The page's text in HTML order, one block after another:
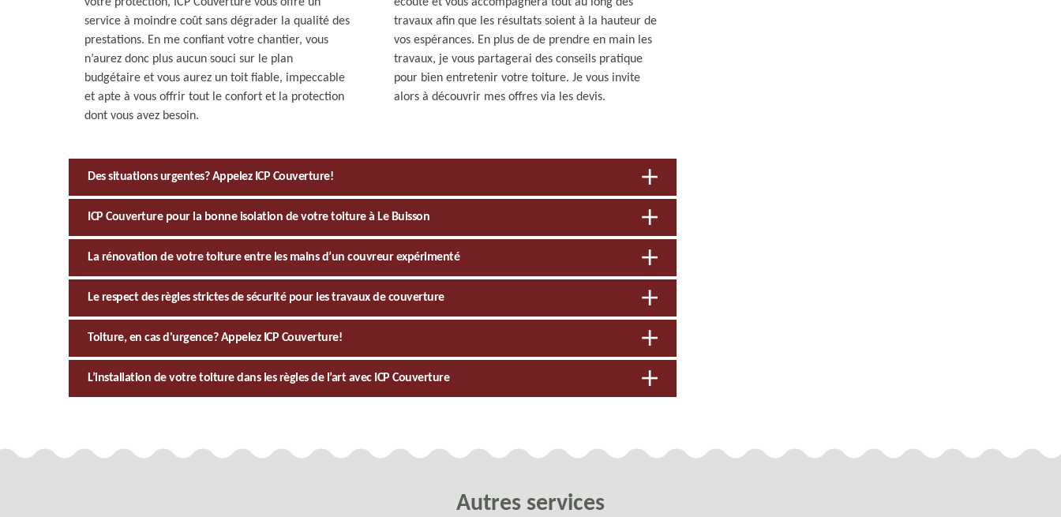
service à moindre coût sans dégrader la qualité des
prestations. En me confiant votre chantier, vous
n’aurez donc plus aucun souci sur le plan
budgétaire et vous aurez un toit fiable, impeccable
et apte à vous offrir tout le confort et la protection
dont vous avez besoin.
travaux afin que les résultats soient à la hauteur de
vos espérances. En plus de de prendre en main les
travaux, je vous partagerai des conseils pratique
pour bien entretenir votre toiture. Je vous invite
alors à découvrir mes offres via les devis.
Des situations urgentes? Appelez ICP Couverture!
ICP Couverture pour la bonne isolation de votre toiture à Le Buisson
La rénovation de votre toiture entre les mains d’un couvreur expérimenté
Le respect des règles strictes de sécurité pour les travaux de couverture
Toiture, en cas d'urgence? Appelez ICP Couverture!
L’installation de votre toiture dans les règles de l’art avec ICP Couverture
Autres services